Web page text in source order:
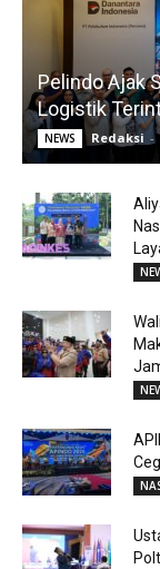
Pelindo Ajak
Logistik
NEWS Redaksi -